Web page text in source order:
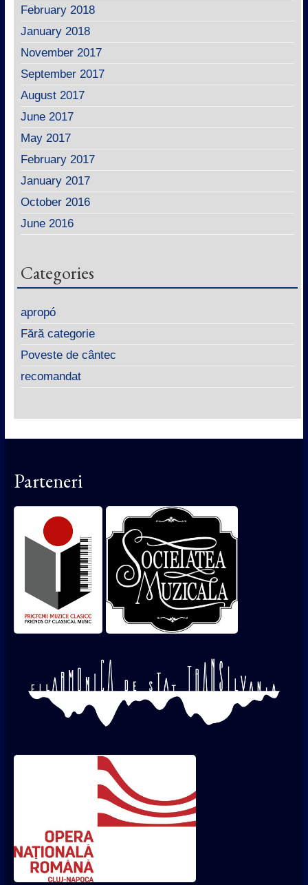
February 2018
January 2018
November 2017
September 2017
August 2017
June 2017
May 2017
February 2017
January 2017
October 2016
June 2016
Categories
apropó
Fără categorie
Poveste de cântec
recomandat
Parteneri